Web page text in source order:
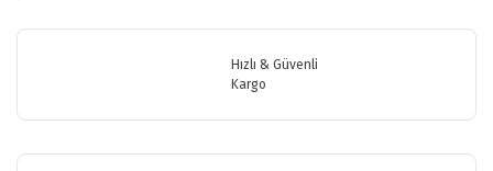
Hızlı & Güvenli
Kargo